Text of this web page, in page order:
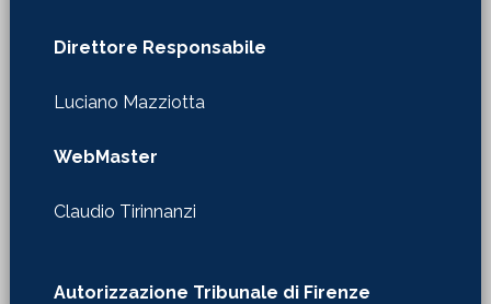
Direttore Responsabile
Luciano Mazziotta
WebMaster
Claudio Tirinnanzi
Autorizzazione Tribunale di Firenze